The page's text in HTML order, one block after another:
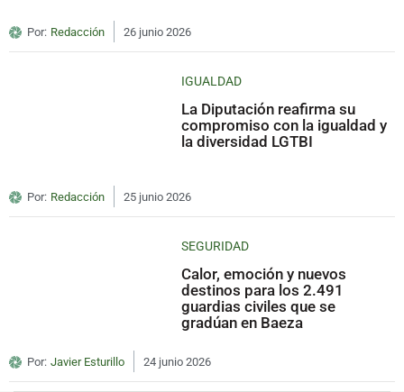
Por: Redacción 26 junio 2026
IGUALDAD
La Diputación reafirma su
compromiso con la igualdad y
la diversidad LGTBI
Por: Redacción 25 junio 2026
SEGURIDAD
Calor, emoción y nuevos
destinos para los 2.491
guardias civiles que se
gradúan en Baeza
Por: Javier Esturillo 24 junio 2026